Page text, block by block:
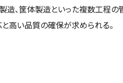
造、筐体製造といった複数工程の
高い品質の確保が求められる。